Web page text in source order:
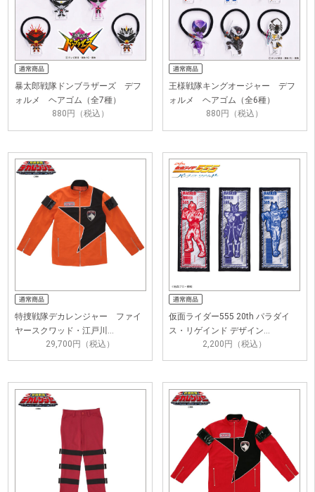
暴太郎戦隊ドンブラザーズ デフ
ォルメ ヘアゴム（全7種）
880円（税込）
王様戦隊キングオージャー デフ
ォルメ ヘアゴム（全6種）
880円（税込）
特捜戦隊デカレンジャー ファイ
ヤースクワッド・江戸川…
29,700円（税込）
仮面ライダー555 20th パラダイ
ス・リゲインド デザイン…
2,200円（税込）